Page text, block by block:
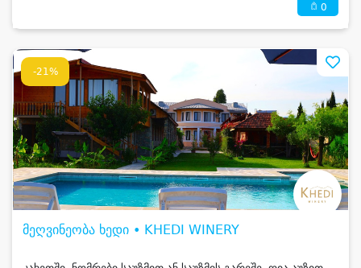
0
-21%
მეღვინეობა ხედი • KHEDI WINERY